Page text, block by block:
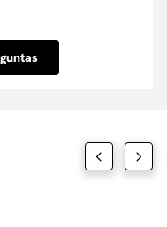
con las que